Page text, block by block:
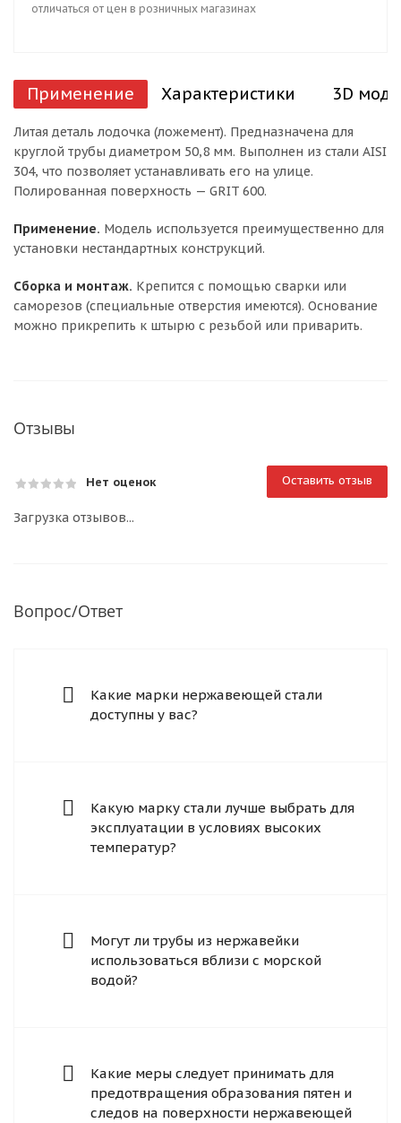
отличаться от цен в розничных магазинах
Применение Характеристики 3D
Литая деталь лодочка (ложемент). Предназначена для
круглой трубы диаметром 50,8 мм. Выполнен из стали AISI
304, что позволяет устанавливать его на улице.
Полированная поверхность — GRIT 600.
Применение. Модель используется преимущественно для
установки нестандартных конструкций.
Сборка и монтаж. Крепится с помощью сварки или
саморезов (специальные отверстия имеются). Основание
можно прикрепить к штырю с резьбой или приварить.
Отзывы
Нет оценок Оставить отзыв
Загрузка отзывов...
Вопрос/Ответ
Какие марки нержавеющей стали
доступны у вас?
Какую марку стали лучше выбрать для
эксплуатации в условиях высоких
температур?
Могут ли трубы из нержавейки
использоваться вблизи с морской
водой?
Какие меры следует принимать для
предотвращения образования пятен и
следов на поверхности нержавеющей